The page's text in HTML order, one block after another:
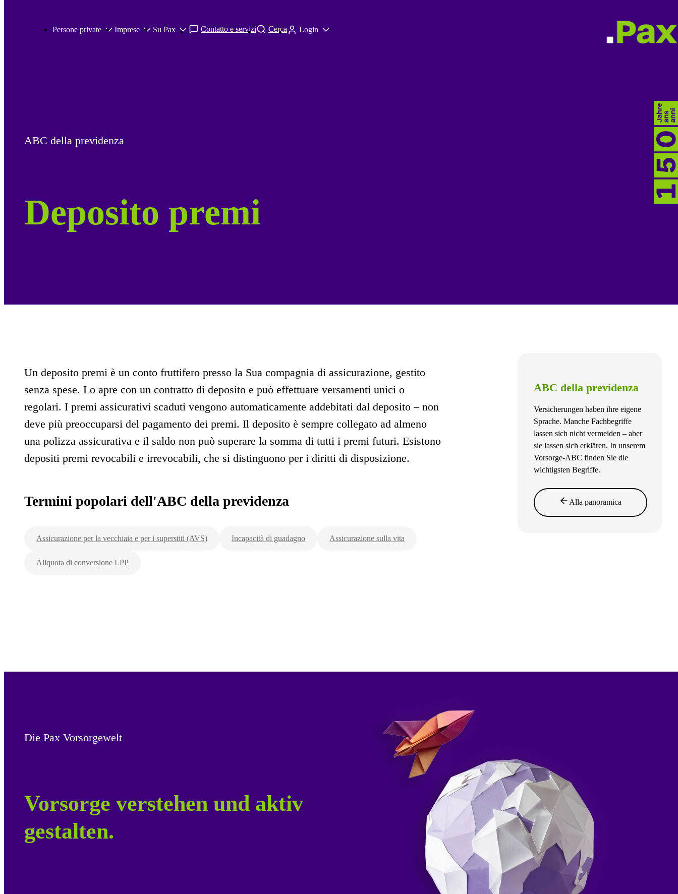
Persone private Imprese Su Pax Contatto e servizi Cerca Login
ABC della previdenza
Deposito premi
Un deposito premi è un conto fruttifero presso la Sua compagnia di assicurazione, gestito
senza spese. Lo apre con un contratto di deposito e può effettuare versamenti unici o
regolari. I premi assicurativi scaduti vengono automaticamente addebitati dal deposito – non
deve più preoccuparsi del pagamento dei premi. Il deposito è sempre collegato ad almeno
una polizza assicurativa e il saldo non può superare la somma di tutti i premi futuri. Esistono
depositi premi revocabili e irrevocabili, che si distinguono per i diritti di disposizione.
Termini popolari dell'ABC della previdenza
Assicurazione per la vecchiaia e per i superstiti (AVS) Incapacità di guadagno Assicurazione sulla vita
Aliquota di conversione LPP
ABC della previdenza
Versicherungen haben ihre eigene
Sprache. Manche Fachbegriffe
lassen sich nicht vermeiden – aber
sie lassen sich erklären. In unserem
Vorsorge-ABC finden Sie die
wichtigsten Begriffe.
Alla panoramica
Die Pax Vorsorgewelt
Vorsorge verstehen und aktiv
gestalten.